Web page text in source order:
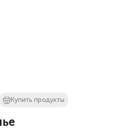
Купить продукты